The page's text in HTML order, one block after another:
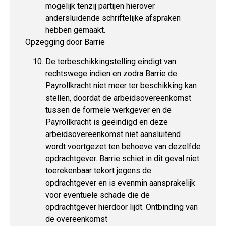
mogelijk tenzij partijen hierover
andersluidende schriftelijke afspraken
hebben gemaakt.
Opzegging door Barrie
De terbeschikkingstelling eindigt van
rechtswege indien en zodra Barrie de
Payrollkracht niet meer ter beschikking kan
stellen, doordat de arbeidsovereenkomst
tussen de formele werkgever en de
Payrollkracht is geëindigd en deze
arbeidsovereenkomst niet aansluitend
wordt voortgezet ten behoeve van dezelfde
opdrachtgever. Barrie schiet in dit geval niet
toerekenbaar tekort jegens de
opdrachtgever en is evenmin aansprakelijk
voor eventuele schade die de
opdrachtgever hierdoor lijdt. Ontbinding van
de overeenkomst